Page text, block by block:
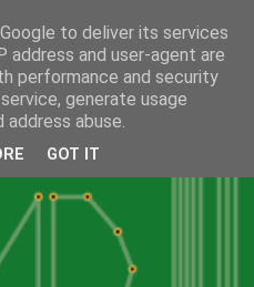
to deliver its services
address and user-agent are
performance and security
generate usage
abuse.
GOT IT